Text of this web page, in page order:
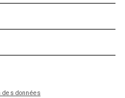
des données